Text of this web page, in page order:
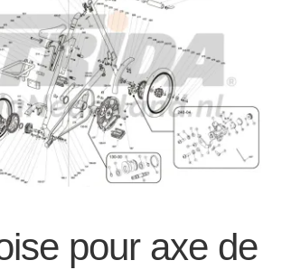
menu
enfant
Ouvrir
le
menu
enfant
pour axe de